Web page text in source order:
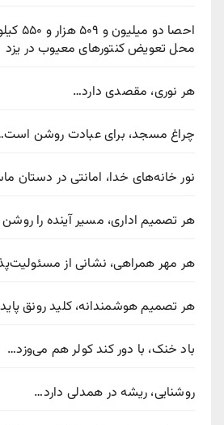
احصا
محل تعویض کنتورهای معیوب در یزد
هر نوری، مقصدی دارد…
چراغ مسجد، برای عبادت روشن
نور خانه‌های خدا، امانتی در دستان
هر تصمیم اداری، مسیر آینده را
هر مهر همراهی، نشانی از
هر تصمیم هوشمندانه، کلید رونق
باد خنک، با دور کند کولر هم می‌وزد…
روشنایی، ریشه در همدلی دارد…